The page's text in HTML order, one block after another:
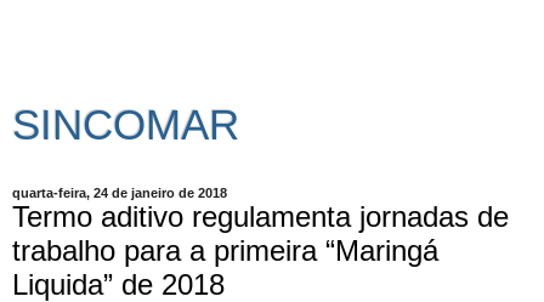
SINCOMAR
quarta-feira, 24 de janeiro de 2018
Termo aditivo regulamenta jornadas de
trabalho para a primeira “Maringá
Liquida” de 2018